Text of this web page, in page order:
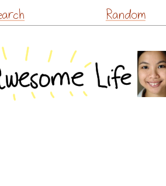
to
Random